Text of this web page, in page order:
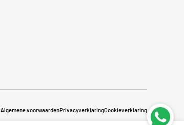
Algemene voorwaardenPrivacyverklaringCookieverklaring